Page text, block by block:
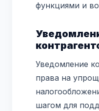
функциями и
Уведомление
права на
шагом для